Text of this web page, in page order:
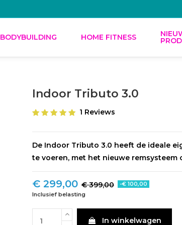
BODYBUILDING HOME FITNESS
Indoor Tributo 3.0
1 Reviews
De Indoor Tributo 3.0 heeft de ideale
te voeren, met het nieuwe
€ 299,00 € 399,00 -€ 100,00
Inclusief belasting
In winkelwagen